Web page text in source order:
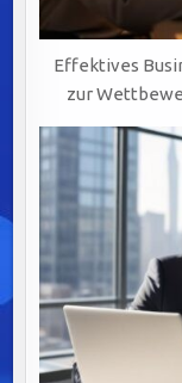
Effektives
zur